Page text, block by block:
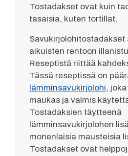
Tostadakset ovat kuin
tasaisia, kuten tortillat.
Savukirjolohitostadakset
aikuisten rentoon
Reseptistä riittää
Tässä reseptissä on
lämminsavukirjolohi,
maukas ja valmis
Tostadaksien täytteenä
lämminsavukirjolohen
monenlaisia mausteisia
Tostadakset ovat